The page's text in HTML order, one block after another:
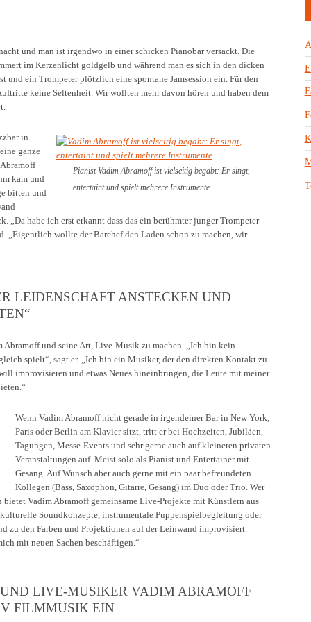
und man ist irgendwo in einer schicken Pianobar versackt. Die
im Kerzenlicht goldgelb und während man es sich in den dicken
und ein Trompeter plötzlich eine spontane Jamsession ein. Für den
keine Seltenheit. Wir wollten mehr davon hören und haben dem
Pianist Vadim Abramoff ist vielseitig begabt: Er singt,
entertaint und spielt mehrere Instrumente
in
ganze
kam und
bitten und
habe ich erst erkannt dass das ein berühmter junger Trompeter
„Eigentlich wollte der Barchef den Laden schon zu machen, wir
LEIDENSCHAFT ANSTECKEN UND
und seine Art, Live-Musik zu machen. „Ich bin kein
spielt“, sagt er. „Ich bin ein Musiker, der den direkten Kontakt zu
improvisieren und etwas Neues hineinbringen, die Leute mit meiner
Wenn Vadim Abramoff nicht gerade in irgendeiner Bar in New York,
Paris oder Berlin am Klavier sitzt, tritt er bei Hochzeiten, Jubiläen,
Tagungen, Messe-Events und sehr gerne auch auf kleineren privaten
Veranstaltungen auf. Meist solo als Pianist und Entertainer mit
Gesang. Auf Wunsch aber auch gerne mit ein paar befreundeten
Kollegen (Bass, Saxophon, Gitarre, Gesang) im Duo oder Trio. Wer
Vadim Abramoff gemeinsame Live-Projekte mit Künstlern aus
Soundkonzepte, instrumentale Puppenspielbegleitung oder
zu den Farben und Projektionen auf der Leinwand improvisiert.
mit neuen Sachen beschäftigen.“
LIVE-MUSIKER VADIM ABRAMOFF
FILMMUSIK EIN